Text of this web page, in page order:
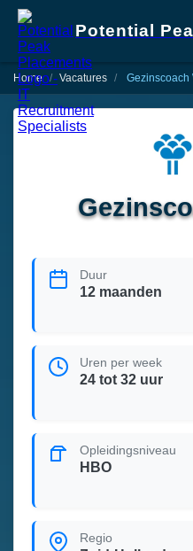
Potential
Home Vacatures Gezinscoach
Duur
12 maanden
Uren per week
24 tot 32 uur
Opleidingsniveau
HBO
Regio